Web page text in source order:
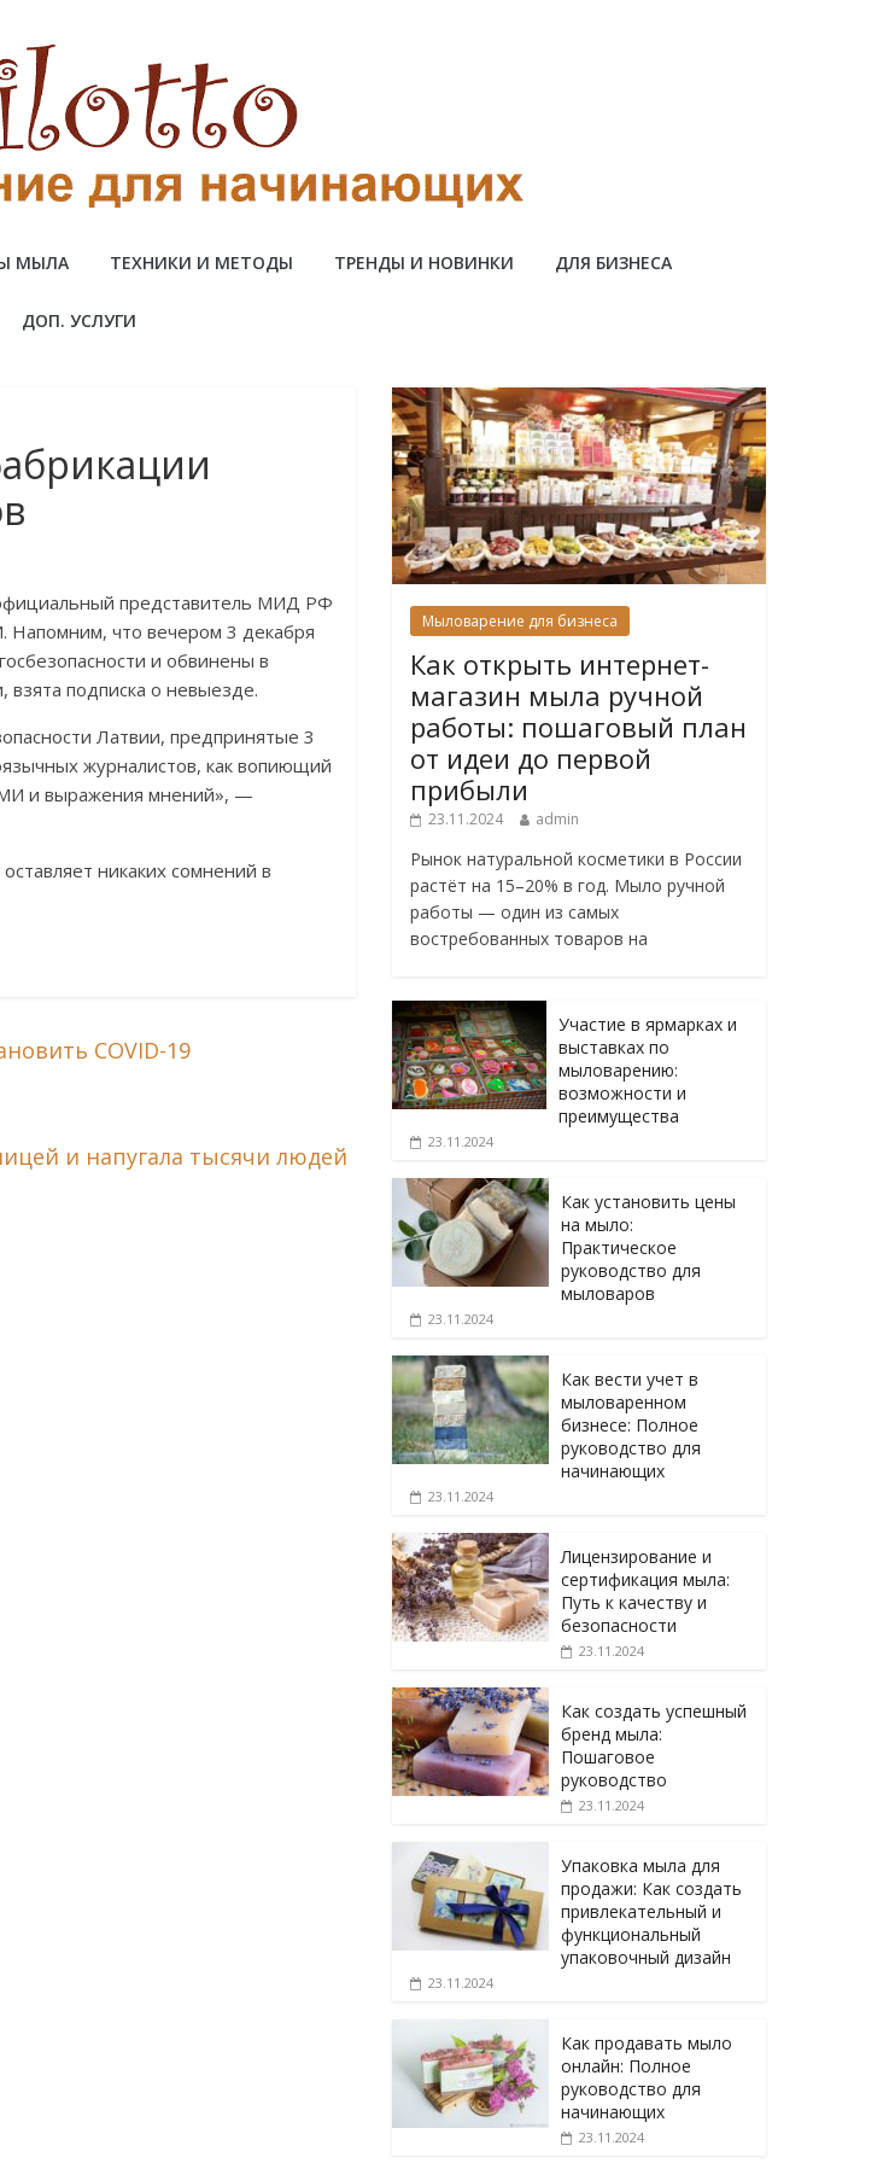
МЫЛА ТЕХНИКИ И МЕТОДЫ ТРЕНДЫ И НОВИНКИ ДЛЯ БИЗНЕСА
ДОП. УСЛУГИ
представитель МИД РФ
что вечером 3 декабря
и обвинены в
подписка о невыезде.
Латвии, предпринятые 3
журналистов, как вопиющий
и выражения мнений», —
никаких сомнений в
COVID-19
и напугала тысячи людей
Мыловарение для бизнеса
Как открыть интернет-
магазин мыла ручной
работы: пошаговый план
от идеи до первой
прибыли
23.11.2024 admin
Рынок натуральной косметики в России
растёт на 15–20% в год. Мыло ручной
работы — один из самых
востребованных товаров на
Участие в ярмарках и
выставках по
мыловарению:
возможности и
преимущества
23.11.2024
Как установить цены
на мыло:
Практическое
руководство для
мыловаров
23.11.2024
Как вести учет в
мыловаренном
бизнесе: Полное
руководство для
начинающих
23.11.2024
Лицензирование и
сертификация мыла:
Путь к качеству и
безопасности
23.11.2024
Как создать успешный
бренд мыла:
Пошаговое
руководство
23.11.2024
Упаковка мыла для
продажи: Как создать
привлекательный и
функциональный
упаковочный дизайн
23.11.2024
Как продавать мыло
онлайн: Полное
руководство для
начинающих
23.11.2024